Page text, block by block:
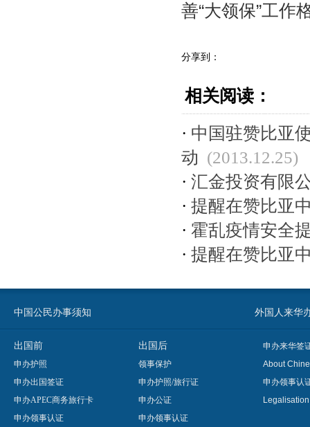
善“大领保”工作
分享到：
相关阅读：
· 中国驻赞比亚
动 (2013.12.25)
· 汇金投资有限
· 提醒在赞比亚
· 霍乱疫情安全
· 提醒在赞比亚
中国公民办事须知 外国人来华
出国前
申办护照
申办出国签证
申办APEC商务旅行卡
申办领事认证
出国后
领事保护
申办护照/旅行证
申办公证
申办领事认证
申办来华签
About
申办领事认